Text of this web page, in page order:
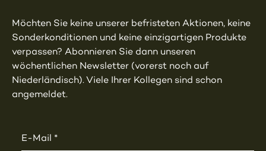
Möchten Sie keine unserer befristeten Aktionen, keine
Sonderkonditionen und keine einzigartigen Produkte
verpassen? Abonnieren Sie dann unseren
wöchentlichen Newsletter (vorerst noch auf
Niederländisch). Viele Ihrer Kollegen sind schon
angemeldet.